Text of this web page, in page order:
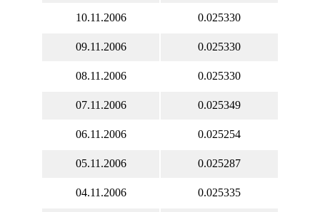
10.11.2006 0.025330
09.11.2006 0.025330
08.11.2006 0.025330
07.11.2006 0.025349
06.11.2006 0.025254
05.11.2006 0.025287
04.11.2006 0.025335